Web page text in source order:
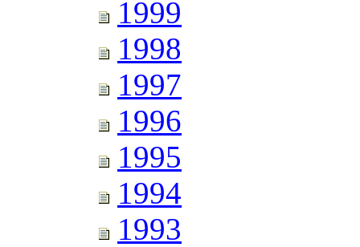
1999
1998
1997
1996
1995
1994
1993